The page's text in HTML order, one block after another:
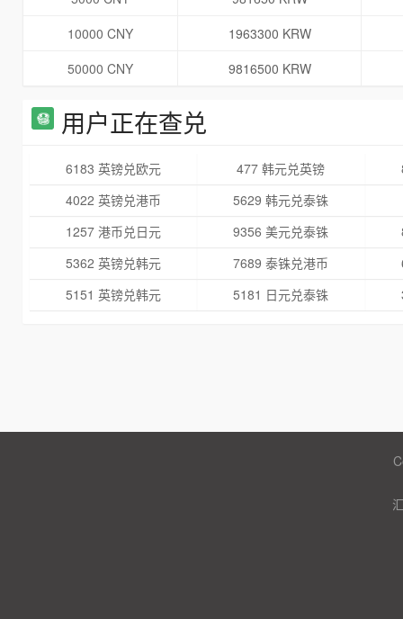
10000 CNY
1963300 KRW
50000 CNY
9816500 KRW
用户正在查兑
6183 英镑兑欧元 477 韩元兑英镑
4022 英镑兑港币
5629 韩元兑泰铢
1257 港币兑日元
9356 美元兑泰铢
5362 英镑兑韩元
7689 泰铢兑港币
5151 英镑兑韩元
5181 日元兑泰铢